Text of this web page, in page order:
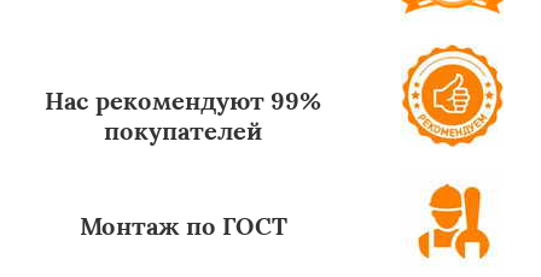
Нас рекомендуют 99%
покупателей
Монтаж по ГОСТ